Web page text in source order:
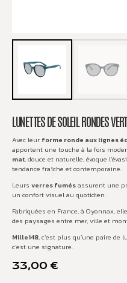
LUNETTES DE SOLEIL RONDES
Avec leur forme ronde aux lignes
apportent une touche à la fois
mat, douce et naturelle, évoque
tendance fraîche et contemporaine.
Leurs verres fumésassurent une
un confort visuel au quotidien.
Fabriquées en France, à Oyonnax,
des paysages entre mer, ville et
Mille148, c’est plus qu’une paire de
c’est une signature.
33,00 €